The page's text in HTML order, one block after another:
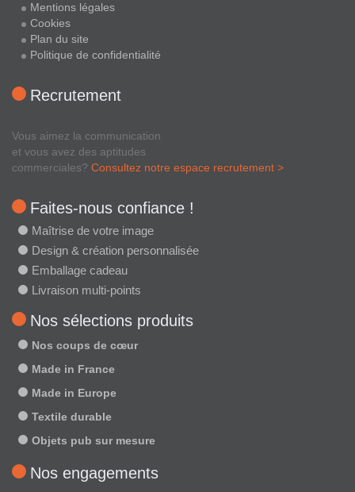
Mentions légales
Cookies
Plan du site
Politique de confidentialité
Recrutement
Vous aimez la communication
et vous avez des aptitudes
commerciales? Consultez notre espace recrutement >
Faites-nous confiance !
Maîtrise de votre image
Design & création personnalisée
Emballage cadeau
Livraison multi-points
Nos sélections produits
Nos coups de cœur
Made in France
Made in Europe
Textile durable
Objets pub sur mesure
Nos engagements